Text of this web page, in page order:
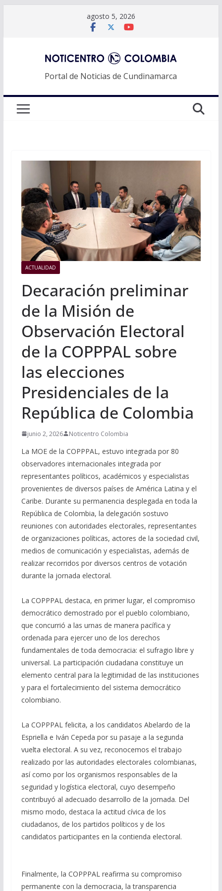
agosto 5, 2026
Portal de Noticias de Cundinamarca
ACTUALIDAD
Decaración preliminar
de la Misión de
Observación Electoral
de la COPPPAL sobre
las elecciones
Presidenciales de la
República de Colombia
junio 2, 2026 Noticentro Colombia
La MOE de la COPPPAL, estuvo integrada por 80
observadores internacionales integrada por
representantes políticos, académicos y especialistas
provenientes de diversos países de América Latina y el
Caribe. Durante su permanencia desplegada en toda la
República de Colombia, la delegación sostuvo
reuniones con autoridades electorales, representantes
de organizaciones políticas, actores de la sociedad civil,
medios de comunicación y especialistas, además de
realizar recorridos por diversos centros de votación
durante la jornada electoral.
La COPPPAL destaca, en primer lugar, el compromiso
democrático demostrado por el pueblo colombiano,
que concurrió a las urnas de manera pacífica y
ordenada para ejercer uno de los derechos
fundamentales de toda democracia: el sufragio libre y
universal. La participación ciudadana constituye un
elemento central para la legitimidad de las instituciones
y para el fortalecimiento del sistema democrático
colombiano.
La COPPPAL felicita, a los candidatos Abelardo de la
Espriella e Iván Cepeda por su pasaje a la segunda
vuelta electoral. A su vez, reconocemos el trabajo
realizado por las autoridades electorales colombianas,
así como por los organismos responsables de la
seguridad y logística electoral, cuyo desempeño
contribuyó al adecuado desarrollo de la jornada. Del
mismo modo, destaca la actitud cívica de los
ciudadanos, de los partidos políticos y de los
candidatos participantes en la contienda electoral.
Finalmente, la COPPPAL reafirma su compromiso
permanente con la democracia, la transparencia